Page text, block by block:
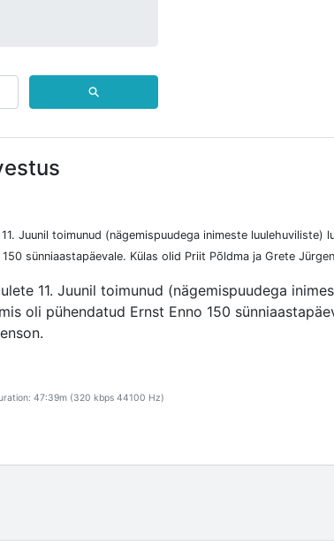
⚲
Juunil toimunud (nägemispuudega inimeste luulehuviliste)
sünniaastapäevale. Külas olid Priit Põldma ja Grete
11. Juunil toimunud (nägemispuudega
oli pühendatud Ernst Enno 150
47:39m (320 kbps 44100 Hz)